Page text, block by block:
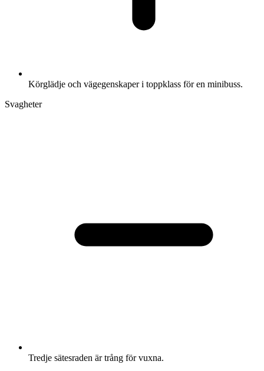
Körglädje och vägegenskaper i toppklass för en minibuss.
Svagheter
Tredje sätesraden är trång för vuxna.